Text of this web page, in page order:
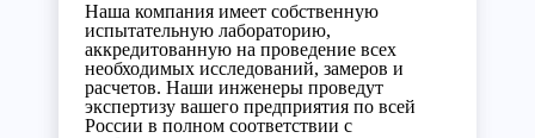
Наша компания имеет собственную
испытательную лабораторию,
аккредитованную на проведение всех
необходимых исследований, замеров и
расчетов. Наши инженеры проведут
экспертизу вашего предприятия по всей
России в полном соответствии с